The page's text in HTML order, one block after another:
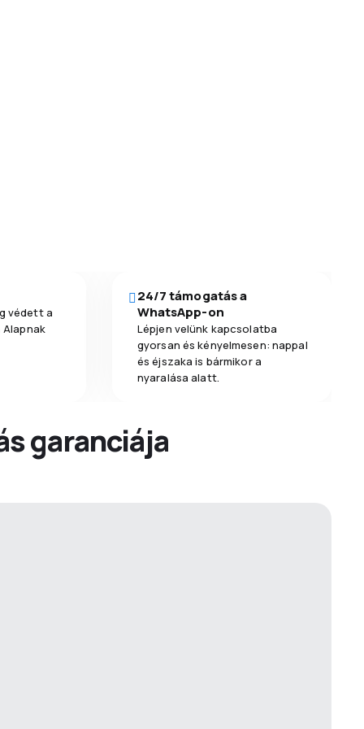
védett a
24/7 támogatás a
WhatsApp-on
Lépjen velünk kapcsolatba
gyorsan és kényelmesen: nappal
és éjszaka is bármikor a
nyaralása alatt.
garanciája